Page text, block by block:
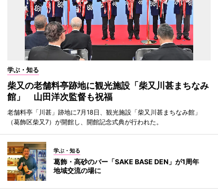
学ぶ・知る
柴又の老舗料亭跡地に観光施設「柴又川甚まちなみ
館」 山田洋次監督も祝福
老舗料亭「川甚」跡地に7月18日、観光施設「柴又川甚まちなみ館」
（葛飾区柴又7）が開館し、開館記念式典が行われた。
学ぶ・知る
葛飾・高砂のバー「SAKE BASE DEN」が1周年
地域交流の場に